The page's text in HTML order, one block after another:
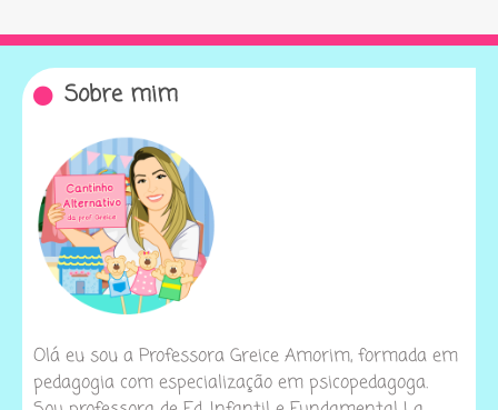
Sobre mim
Olá eu sou a Professora Greice Amorim, formada em
pedagogia com especialização em psicopedagoga.